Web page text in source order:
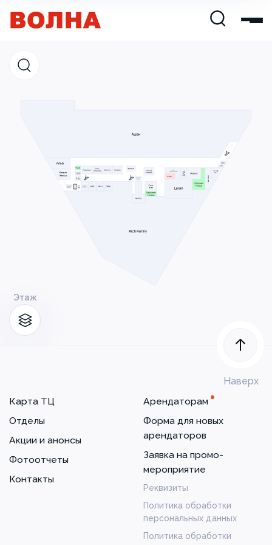
Развлечения и кино
Этаж
Наверх
Карта ТЦ
Отделы
Акции и анонсы
Фотоотчеты
Контакты
Арендаторам
Форма для новых
арендаторов
Заявка на промо-
мероприятие
Реквизиты
Политика обработки
персональных данных
Политика обработки